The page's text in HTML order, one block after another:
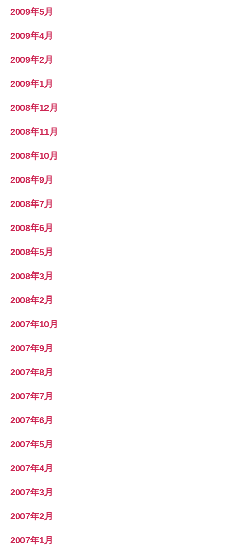
2009年5月
2009年4月
2009年2月
2009年1月
2008年12月
2008年11月
2008年10月
2008年9月
2008年7月
2008年6月
2008年5月
2008年3月
2008年2月
2007年10月
2007年9月
2007年8月
2007年7月
2007年6月
2007年5月
2007年4月
2007年3月
2007年2月
2007年1月